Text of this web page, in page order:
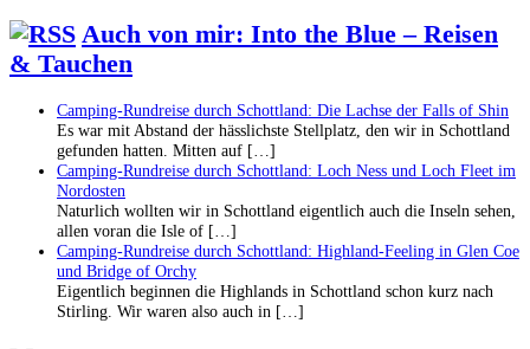
Auch von mir: Into the Blue – Reisen
& Tauchen
Camping-Rundreise durch Schottland: Die Lachse der Falls of Shin
Es war mit Abstand der hässlichste Stellplatz, den wir in Schottland
gefunden hatten. Mitten auf […]
Camping-Rundreise durch Schottland: Loch Ness und Loch Fleet im
Nordosten
Naturlich wollten wir in Schottland eigentlich auch die Inseln sehen,
allen voran die Isle of […]
Camping-Rundreise durch Schottland: Highland-Feeling in Glen Coe
und Bridge of Orchy
Eigentlich beginnen die Highlands in Schottland schon kurz nach
Stirling. Wir waren also auch in […]